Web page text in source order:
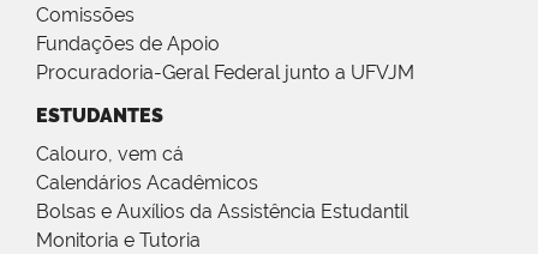
Comissões
Fundações de Apoio
Procuradoria-Geral Federal junto a UFVJM
ESTUDANTES
Calouro, vem cá
Calendários Acadêmicos
Bolsas e Auxílios da Assistência Estudantil
Monitoria e Tutoria